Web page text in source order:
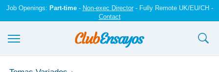
Job Openings: Part-time- Non-exec Director- Fully Remote UK/EU/CH -
Contact
Ensayos y trabajos